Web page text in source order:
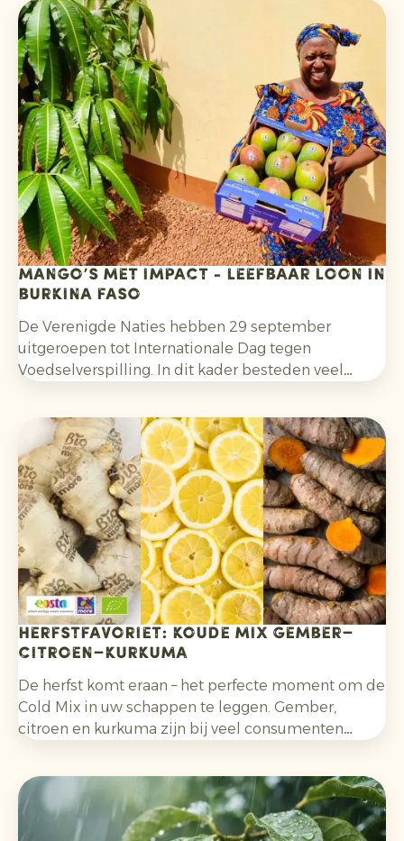
traditioneel toeneemt.
mango’s met impact - leefbaar loon in
Burkina Faso
De Verenigde Naties hebben 29 september
uitgeroepen tot Internationale Dag tegen
Voedselverspilling. In dit kader besteden veel
aan het voorkomen van voedselverspilling, zoals de
Verspillingsvrije Week in Nederland, de Zu gut für
die Tonne!-campagneweek in Duitsland en diverse
publiekscampagnes in Frankrijk.
Herfstfavoriet: Koude Mix Gember–
Citroen–Kurkuma
De herfst komt eraan – het perfecte moment om de
Cold Mix in uw schappen te leggen. Gember,
citroen en kurkuma zijn bij veel consumenten
shots en smoothies.